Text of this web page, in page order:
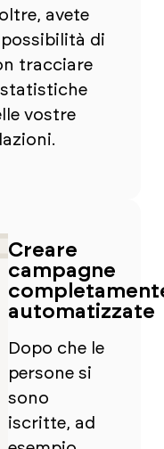
avete
possibilità di
tracciare
statistiche
vostre
Creare
campagne
automatizzate
Dopo che le
persone si
sono
iscritte, ad